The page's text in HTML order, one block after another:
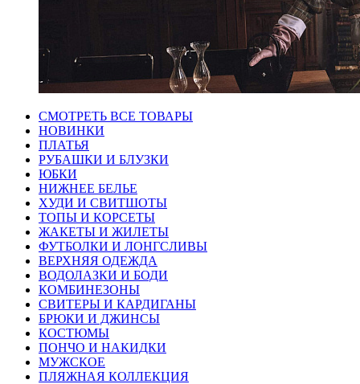
СМОТРЕТЬ ВСЕ ТОВАРЫ
НОВИНКИ
ПЛАТЬЯ
РУБАШКИ И БЛУЗКИ
ЮБКИ
НИЖНЕЕ БЕЛЬЕ
ХУДИ И СВИТШОТЫ
ТОПЫ И КОРСЕТЫ
ЖАКЕТЫ И ЖИЛЕТЫ
ФУТБОЛКИ И ЛОНГСЛИВЫ
ВЕРХНЯЯ ОДЕЖДА
ВОДОЛАЗКИ И БОДИ
КОМБИНЕЗОНЫ
СВИТЕРЫ И КАРДИГАНЫ
БРЮКИ И ДЖИНСЫ
КОСТЮМЫ
ПОНЧО И НАКИДКИ
МУЖСКОЕ
ПЛЯЖНАЯ КОЛЛЕКЦИЯ